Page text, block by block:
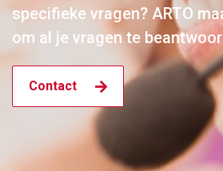
specifieke vragen? ARTO
om al je vragen te
Contact